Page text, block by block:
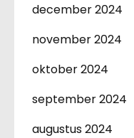
december 2024
november 2024
oktober 2024
september 2024
augustus 2024